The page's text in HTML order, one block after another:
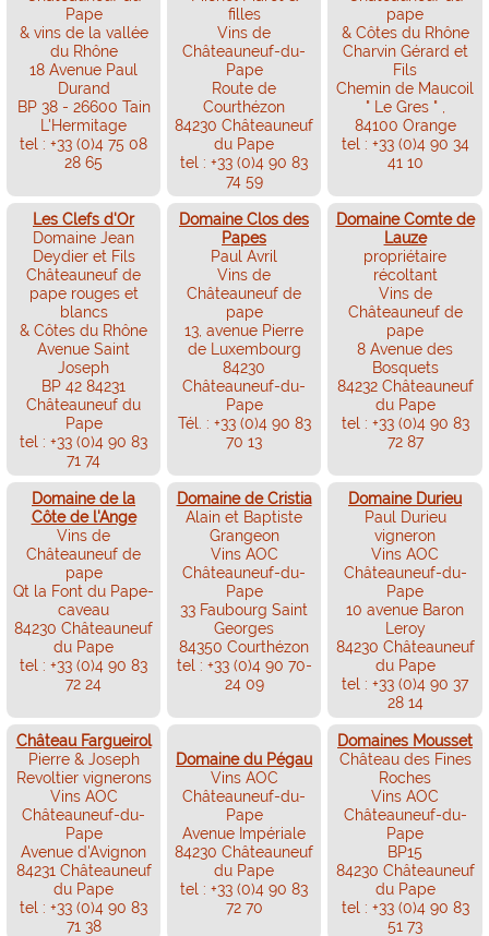
Pape
& vins de la vallée
du Rhône
18 Avenue Paul
Durand
BP 38 - 26600 Tain
L'Hermitage
tel : +33 (0)4 75 08
28 65
filles
Vins de
Châteauneuf-du-
Pape
Route de
Courthézon
84230 Châteauneuf
du Pape
tel : +33 (0)4 90 83
74 59
pape
& Côtes du Rhône
Charvin Gérard et
Fils
Chemin de Maucoil
" Le Gres " ,
84100 Orange
tel : +33 (0)4 90 34
41 10
Les Clefs d'Or
Domaine Jean
Deydier et Fils
Châteauneuf de
pape rouges et
blancs
& Côtes du Rhône
Avenue Saint
Joseph
BP 42 84231
Châteauneuf du
Pape
tel : +33 (0)4 90 83
71 74
Domaine Clos des
Papes
Paul Avril
Vins de
Châteauneuf de
pape
13, avenue Pierre
de Luxembourg
84230
Châteauneuf-du-
Pape
Tél. : +33 (0)4 90 83
70 13
Domaine Comte de
Lauze
propriétaire
récoltant
Vins de
Châteauneuf de
pape
8 Avenue des
Bosquets
84232 Châteauneuf
du Pape
tel : +33 (0)4 90 83
72 87
Domaine de la
Côte de l'Ange
Vins de
Châteauneuf de
pape
Qt la Font du Pape-
caveau
84230 Châteauneuf
du Pape
tel : +33 (0)4 90 83
72 24
Domaine de Cristia
Alain et Baptiste
Grangeon
Vins AOC
Châteauneuf-du-
Pape
33 Faubourg Saint
Georges
84350 Courthézon
tel : +33 (0)4 90 70-
24 09
Domaine Durieu
Paul Durieu
vigneron
Vins AOC
Châteauneuf-du-
Pape
10 avenue Baron
Leroy
84230 Châteauneuf
du Pape
tel : +33 (0)4 90 37
28 14
Château Fargueirol
Pierre & Joseph
Revoltier vignerons
Vins AOC
Châteauneuf-du-
Pape
Avenue d'Avignon
84231 Châteauneuf
du Pape
tel : +33 (0)4 90 83
71 38
Domaine du Pégau
Vins AOC
Châteauneuf-du-
Pape
Avenue Impériale
84230 Châteauneuf
du Pape
tel : +33 (0)4 90 83
72 70
Domaines Mousset
Château des Fines
Roches
Vins AOC
Châteauneuf-du-
Pape
BP15
84230 Châteauneuf
du Pape
tel : +33 (0)4 90 83
51 73